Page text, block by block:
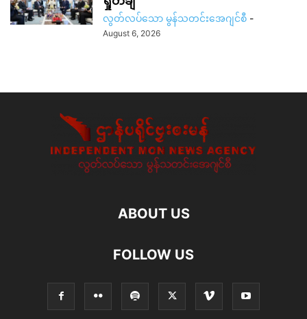
လွတ်လပ်သော မွန်သတင်းအေဂျင်စီ -
August 6, 2026
ABOUT US
FOLLOW US